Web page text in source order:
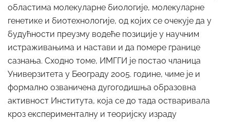
областима молекуларне биологије, молекуларне
генетике и биотехнологије, од којих се очекује да у
будућности преузму водеће позиције у научним
истраживањима и настави и да помере границе
сазнања. Сходно томе, ИМГГИ је постао чланица
Универзитета у Београду 2005. године, чиме је и
формално озваничена дугогодишња образовна
активност Института, која се до тада остваривала
кроз експерименталну и теоријску израду